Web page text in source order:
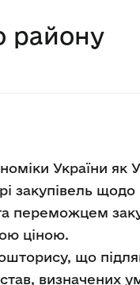
району
України
закупівель щодо
переможцем
ціною.
що
визначених